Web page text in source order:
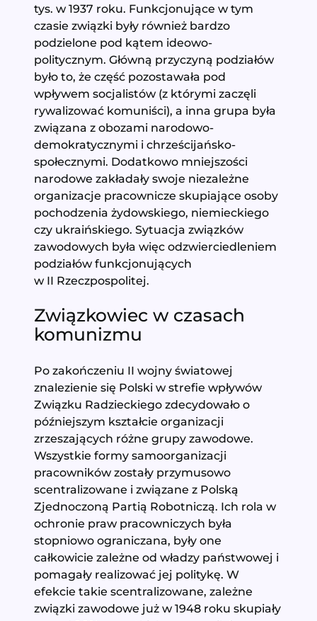
tys. w 1937 roku. Funkcjonujące w tym
czasie związki były również bardzo
podzielone pod kątem ideowo-
politycznym. Główną przyczyną podziałów
było to, że część pozostawała pod
wpływem socjalistów (z którymi zaczęli
rywalizować komuniści), a inna grupa była
związana z obozami narodowo-
demokratycznymi i chrześcijańsko-
społecznymi. Dodatkowo mniejszości
narodowe zakładały swoje niezależne
organizacje pracownicze skupiające osoby
pochodzenia żydowskiego, niemieckiego
czy ukraińskiego. Sytuacja związków
zawodowych była więc odzwierciedleniem
podziałów funkcjonujących
w II Rzeczpospolitej.
Związkowiec w czasach
komunizmu
Po zakończeniu II wojny światowej
znalezienie się Polski w strefie wpływów
Związku Radzieckiego zdecydowało o
późniejszym kształcie organizacji
zrzeszających różne grupy zawodowe.
Wszystkie formy samoorganizacji
pracowników zostały przymusowo
scentralizowane i związane z Polską
Zjednoczoną Partią Robotniczą. Ich rola w
ochronie praw pracowniczych była
stopniowo ograniczana, były one
całkowicie zależne od władzy państwowej i
pomagały realizować jej politykę. W
efekcie takie scentralizowane, zależne
związki zawodowe już w 1948 roku skupiały